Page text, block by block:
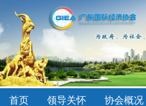
首页 领导关怀 协会概况